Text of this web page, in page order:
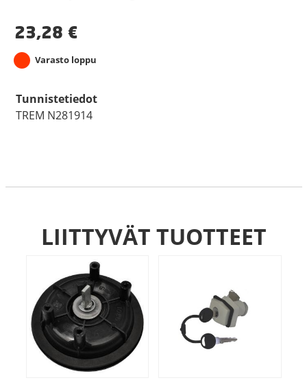
23,28 €
Varasto loppu
Tunnistetiedot
TREM N281914
LIITTYVÄT TUOTTEET